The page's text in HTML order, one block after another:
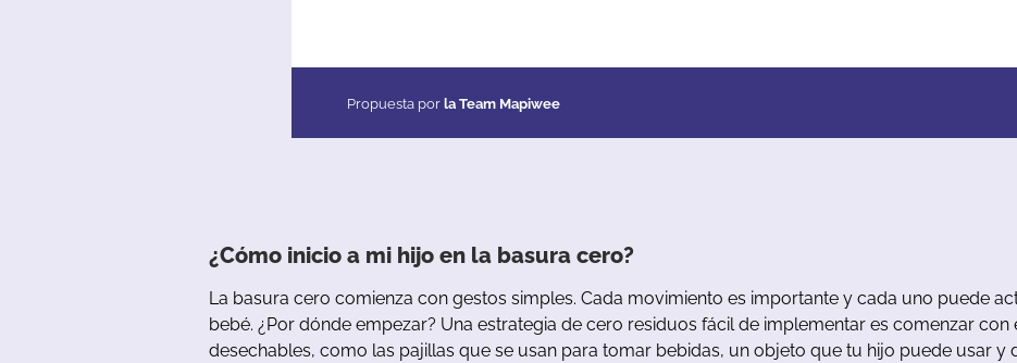
Propuesta por la Team Mapiwee
¿Cómo inicio a mi hijo en la basura cero?
La basura cero comienza con gestos simples. Cada movimiento es importante y cada uno puede
bebé. ¿Por dónde empezar? Una estrategia de cero residuos fácil de implementar es comenzar con
desechables, como las pajillas que se usan para tomar bebidas, un objeto que tu hijo puede usar y